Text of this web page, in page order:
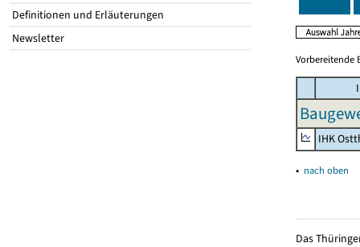
Definitionen und Erläuterungen
Newsletter
Vorbereitende
IHK
▴ nach oben
Das